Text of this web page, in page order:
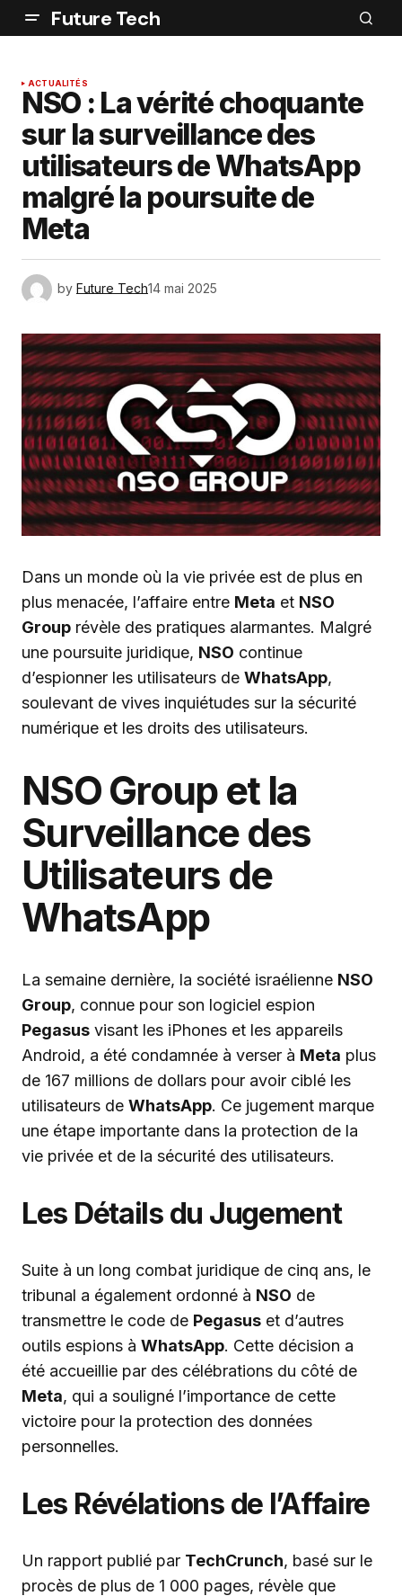
Future Tech
ACTUALITÉS
NSO : La vérité choquante
sur la surveillance des
utilisateurs de WhatsApp
malgré la poursuite de
Meta
by Future Tech14 mai 2025
Dans un monde où la vie privée est de plus en
plus menacée, l’affaire entre Meta et NSO
Group révèle des pratiques alarmantes. Malgré
une poursuite juridique, NSO continue
d’espionner les utilisateurs de WhatsApp,
soulevant de vives inquiétudes sur la sécurité
numérique et les droits des utilisateurs.
NSO Group et la
Surveillance des
Utilisateurs de
WhatsApp
La semaine dernière, la société israélienne NSO
Group, connue pour son logiciel espion
Pegasus visant les iPhones et les appareils
Android, a été condamnée à verser à Meta plus
de 167 millions de dollars pour avoir ciblé les
utilisateurs de WhatsApp. Ce jugement marque
une étape importante dans la protection de la
vie privée et de la sécurité des utilisateurs.
Les Détails du Jugement
Suite à un long combat juridique de cinq ans, le
tribunal a également ordonné à NSO de
transmettre le code de Pegasus et d’autres
outils espions à WhatsApp. Cette décision a
été accueillie par des célébrations du côté de
Meta, qui a souligné l’importance de cette
victoire pour la protection des données
personnelles.
Les Révélations de l’Affaire
Un rapport publié par TechCrunch, basé sur le
procès de plus de 1 000 pages, révèle que